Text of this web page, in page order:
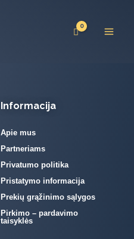
Informacija
Apie mus
Partneriams
Privatumo politika
Pristatymo informacija
Prekių grąžinimo sąlygos
Pirkimo – pardavimo
taisyklės